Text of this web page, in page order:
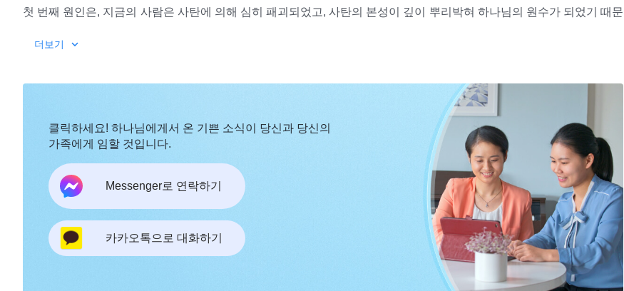
첫 번째 원인은, 지금의 사람은 사탄에 의해 심히 패괴되었고, 사탄의 본성이 깊이 뿌리박혀 하나님의 원수가 되었기 때문
본성으로 결정된 것이다. 두 번째 원인은, 사람이 하나님을 믿고는 있지만 하나님을 전혀 하나님으로 대하지 않고, 사람의
전 교제할 때 언급하지 않았느냐? 곰곰이 생각해 보아라. 이 원인이 맞지 않으냐? 설령 네가 하나님에 대해 인식이 좀 있
을지라도 너의 인식은 어떤 것이냐? 모두들 이야기하고 있는 것 아니냐? 하나님이 알려 준 것 아니냐? 너는 고작 이런 것
과 관련된 이론과 도리만 알 뿐이다. 하나님의 진실한 일면에 대해 깨달은 것이 있느냐? 주관적인 인식을 갖고 있느냐? 실
제적인 인식과 체험이 있느냐? 하나님이 알려 주지 않는다면 알 수 있겠느냐? 이론을 알았다고 해서 진실한 인식을 갖추
고 있음을 뜻하는 건 아니다. 결론적으로 네가 어떻게 알게 되었든, 얼마나 알고 있든 하나님을 진실하게 알기 전까진 하
나님은 너의 원수인 것이다. 또한 네가 하나님을 하나님으로 대하기 전까진 하나님은 여전히 너와 대립되는 지점에 서 있
게 되는 것이다. 그것은 네가 사탄의 화신이기 때문이다.
그리스도를 하나님으로 대하는 것 같기도 할 것이다. 그렇지만 일이 생기면 사람의 관점은 늘 하나님과 어긋나고, 사람은
늘 하나님의 관점을 이해하지 못하고 받아들이지 못한다. 사람이 겉으로는 그와 화목하게 지낼 수 있을지는 몰라도 그것
이 그와 마음이 잘 맞음을 뜻하진 않는다. 일단 일이 생기면 사람은 거역하는 본색을 드러낸다. 그것은 사람이 하나님과
대치된다는 것을 증명한다. 이렇게 대치되는 것은 하나님이 사람과 대립하는 것도, 하나님이 사람을 적대시하는 것도, 하
나님이 사람을 자신과 대립되는 지점에 놓고 대하는 것도 아니다. 사람의 주관적인 의지와 잠재의식 속에 하나님과 대립
되는 이런 본질이 존재하고 있는 것이다. 사람은 하나님에게서 온 모든 것을 연구 대상으로 삼기에 하나님에게서 온 것을
대하거나 하나님과 관련된 것을 대할 때 가장 먼저 보이는 반응은 추측과 의심이다. 그런 다음 사람은 재빨리 저항하는 태
도를 취하여 하나님과 대립할 것이다. 이어서 부정적인 감정을 품고 하나님을 ‘논박’하거나 하나님과 겨루려 들 것이다.
심지어 이런 하나님을 따를 가치가 있는지 의심하기까지 할 것이다. 그러면 안 된다는 것을 이성적으로는 알더라도 어쩔
수 없이 이런 선택을 하게 될 것이고, 더 나아가 ‘조금의 주저함도 없이’ 이 선택을 끝까지 고수할 것이다. 가령 하나님에
관한 어떤 유언비어나 비방을 들었을 때 사람의 첫 번째 반응은 무엇일까? ‘그 유언비어가 사실인지, 거짓인지, 존재하는
―＜말씀ㆍ2권 하나님을 알아 가는 것에 관하여ㆍ하나님의 성품과 하나님의 사역으로 맺게 될 결실을 어떻게 알아야 하는가＞ 중
에서
더보기
클릭하세요! 하나님에게서 온 기쁜 소식이 당신과 당신의
가족에게 임할 것입니다.
Messenger로 연락하기
카카오톡으로 대화하기